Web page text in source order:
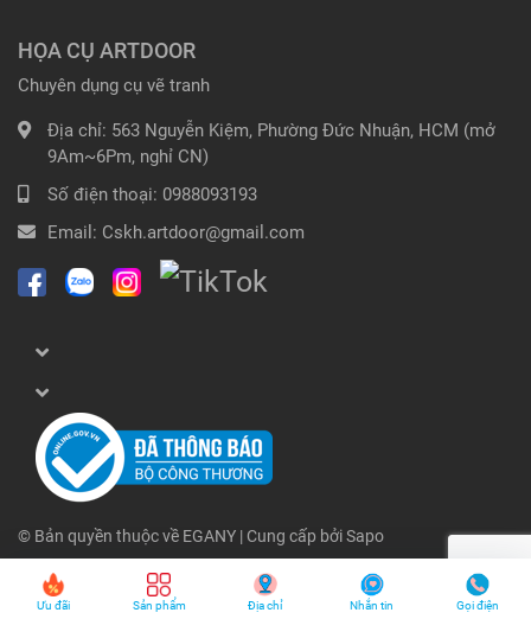
HỌA CỤ ARTDOOR
Chuyên dụng cụ vẽ tranh
Địa chỉ: 563 Nguyễn Kiệm, Phường Đức Nhuận, HCM (mở
9Am~6Pm, nghỉ CN)
Số điện thoại: 0988093193
Email: Cskh.artdoor@gmail.com
© Bản quyền thuộc về EGANY | Cung cấp bởiSapo
Ưu đãi Sản phẩm Địa chỉ Nhắn tin Gọi điện